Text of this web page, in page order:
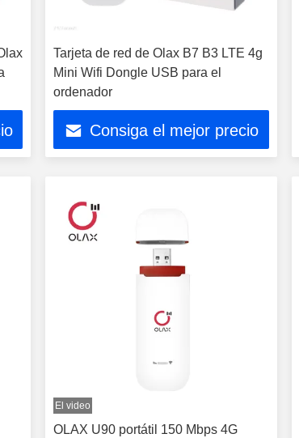
Tarjeta de red de Olax B7 B3 LTE 4g
Mini Wifi Dongle USB para el
ordenador
Consiga el mejor precio
El video
OLAX U90 portátil 150 Mbps 4G